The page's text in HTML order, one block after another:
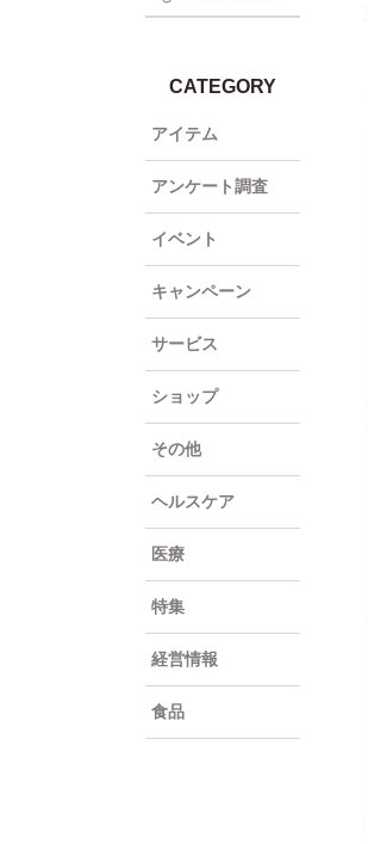
CATEGORY
アイテム
アンケート調査
イベント
キャンペーン
サービス
ショップ
その他
ヘルスケア
医療
特集
経営情報
食品